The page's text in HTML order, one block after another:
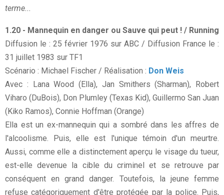
terme...
1.20 - Mannequin en danger ou Sauve qui peut ! / Running
Diffusion le : 25 février 1976 sur ABC / Diffusion France le :
31 juillet 1983 sur TF1
Scénario : Michael Fischer / Réalisation : Don Weis
Avec : Lana Wood (Ella), Jan Smithers (Sharman), Robert
Viharo (DuBois), Don Plumley (Texas Kid), Guillermo San Juan
(Kiko Ramos), Connie Hoffman (Orange)
Ella est un ex-mannequin qui a sombré dans les affres de
l'alcoolisme. Puis, elle est l'unique témoin d'un meurtre.
Aussi, comme elle a distinctement aperçu le visage du tueur,
est-elle devenue la cible du criminel et se retrouve par
conséquent en grand danger. Toutefois, la jeune femme
refuse catégoriquement d'être protégée par la police. Puis,